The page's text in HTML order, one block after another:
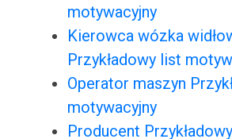
motywacyjny
Kierowca wózka
Przykładowy list
Operator maszyn
motywacyjny
Producent